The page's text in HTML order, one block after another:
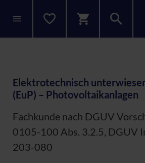
Elektrotechnisch
(EuP) – Photovoltaikanlagen
Fachkunde nach DGUV
0105-100 Abs. 3.2.5, DGUV
203-080